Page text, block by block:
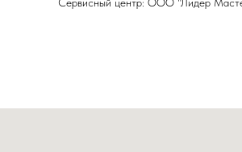
Сервисный центр: ООО "Лидер